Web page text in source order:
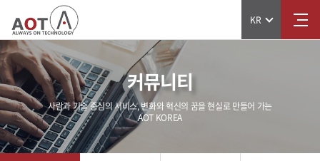
KR
커뮤니티
사람과 기술 중심의 서비스, 변화와 혁신의 꿈을 현실로 만들어 가는
AOT KOREA